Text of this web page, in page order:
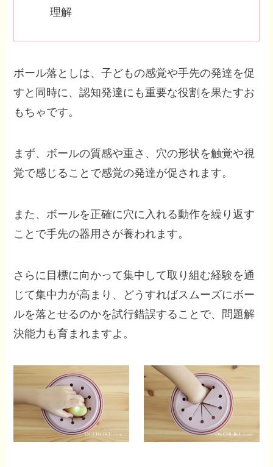
理解
ボール落としは、子どもの感覚や手先の発達を促
すと同時に、認知発達にも重要な役割を果たすお
もちゃです。
まず、ボールの質感や重さ、穴の形状を触覚や視
覚で感じることで感覚の発達が促されます。
また、ボールを正確に穴に入れる動作を繰り返す
ことで手先の器用さが養われます。
さらに目標に向かって集中して取り組む経験を通
じて集中力が高まり、どうすればスムーズにボー
ルを落とせるのかを試行錯誤することで、問題解
決能力も育まれますよ。